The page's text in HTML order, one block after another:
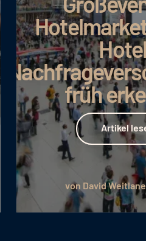
Google AI
Artikel lesen
Artikel
von Julia Hartig